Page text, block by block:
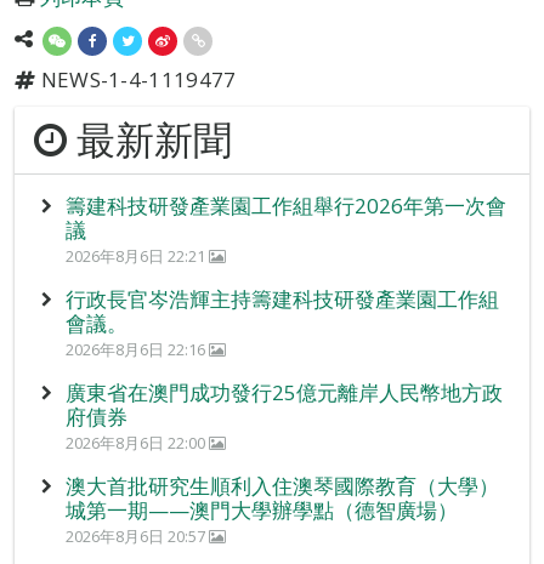
NEWS-1-4-1119477
最新新聞
籌建科技研發產業園工作組舉行2026年第一次會
議
2026年8月6日 22:21
行政長官岑浩輝主持籌建科技研發產業園工作組
會議。
2026年8月6日 22:16
廣東省在澳門成功發行25億元離岸人民幣地方政
府債券
2026年8月6日 22:00
澳大首批研究生順利入住澳琴國際教育（大學）
城第一期——澳門大學辦學點（德智廣場）
2026年8月6日 20:57